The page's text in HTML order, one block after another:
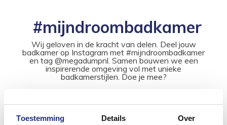
Toestemming Details Over
#mijndroombadkamer
Wij geloven in de kracht van delen. Deel jouw
badkamer op Instagram met #mijndroombadkamer
en tag @megadumpnl. Samen bouwen we een
inspirerende omgeving vol met unieke
badkamerstijlen. Doe je mee?